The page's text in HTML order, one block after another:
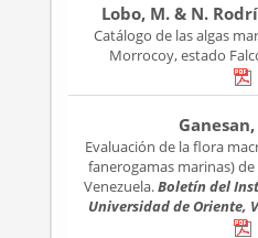
Lobo, M. & N.
Catálogo de las algas
Morrocoy, estado
Ganesan,
Evaluación de la flora
fanerogamas marinas)
Venezuela.Boletín del
Universidad de Oriente,